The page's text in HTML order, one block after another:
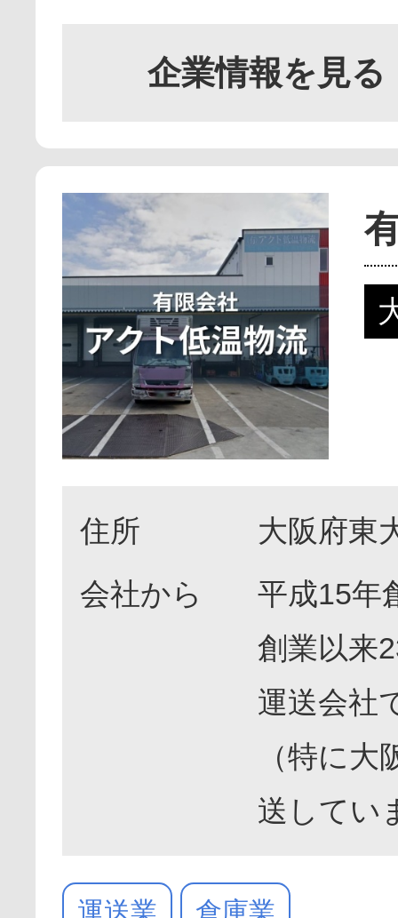
企業情報を見る
住所
大阪府東
会社から
平成15年
創業以来
運送会社
（特に
送してい
運送業 倉庫業